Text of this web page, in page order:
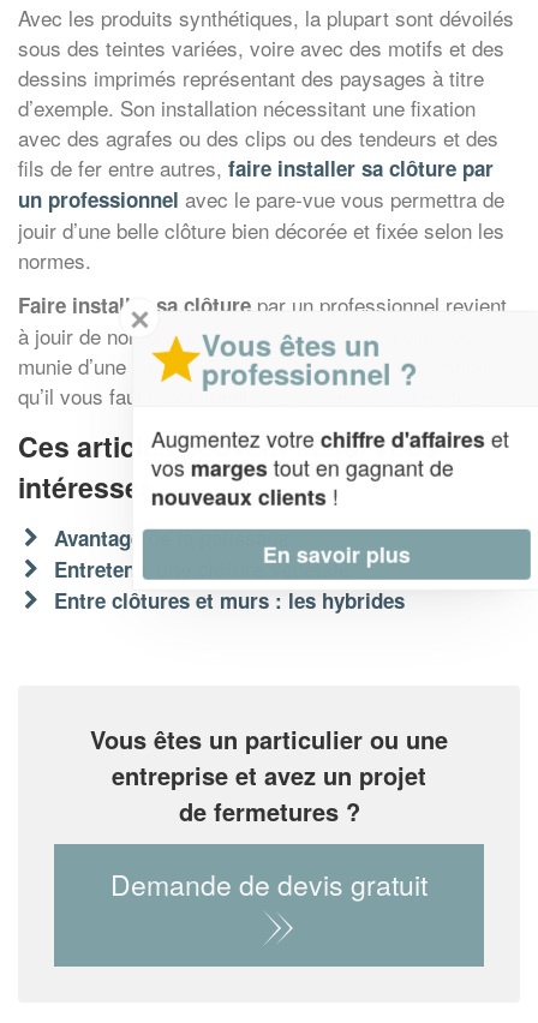
Avec les produits synthétiques, la plupart sont dévoilés
sous des teintes variées, voire avec des motifs et des
dessins imprimés représentant des paysages à titre
d’exemple. Son installation nécessitant une fixation
avec des agrafes ou des clips ou des tendeurs et des
fils de fer entre autres, faire installer sa clôture par
un professionnel avec le pare-vue vous permettra de
jouir d’une belle clôture bien décorée et fixée selon les
normes.
Faire installer sa clôture par un professionnel revient
à jouir de nombreux avantages, surtout qu’elle sera
munie d’une pare-vue. Trouvez alors le professionnel
qu’il vous faut rapidement au sein de l’annuaire du site.
Ces articles peuvent aussi vous
intéresser
Avantage de la palissade
Entretenir une clôture végétale
Entre clôtures et murs : les hybrides
Vous êtes un particulier ou une
entreprise et avez un projet
de fermetures ?
Demande de devis gratuit
✕
Vous êtes un
professionnel ?
Augmentez votrechiffre d'affaireset
vosmargestout en gagnant de
nouveaux clients!
En savoir plus